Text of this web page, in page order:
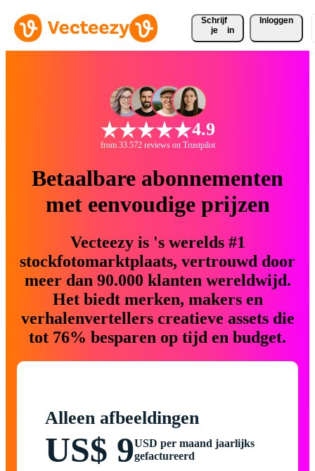
Schrijf
je
in
Inloggen
4.9
from 33.572 reviews on Trustpilot
Betaalbare abonnementen
met eenvoudige prijzen
Vecteezy is 's werelds #1
stockfotomarktplaats, vertrouwd door
meer dan 90.000 klanten wereldwijd.
Het biedt merken, makers en
verhalenvertellers creatieve assets die
tot 76% besparen op tijd en budget.
Alleen afbeeldingen
US$ 9USD per maand jaarlijks
gefactureerd